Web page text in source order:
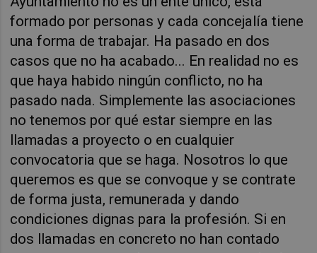
formado por personas y cada concejalía tiene
una forma de trabajar. Ha pasado en dos
casos que no ha acabado... En realidad no es
que haya habido ningún conflicto, no ha
pasado nada. Simplemente las asociaciones
no tenemos por qué estar siempre en las
llamadas a proyecto o en cualquier
convocatoria que se haga. Nosotros lo que
queremos es que se convoque y se contrate
de forma justa, remunerada y dando
condiciones dignas para la profesión. Si en
dos llamadas en concreto no han contado